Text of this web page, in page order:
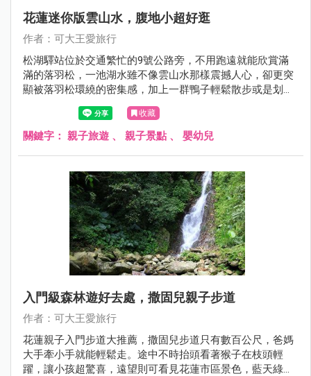
花蓮迷你版雲山水，腹地小超好逛
作者：可大王愛旅行
松湖驛站位於交通繁忙的9號公路旁，不用跑遠就能欣賞滿
滿的落羽松，一池湖水雖不像雲山水那樣震撼人心，卻更突
顯被落羽松環繞的密集感，加上一群鴨子輕鬆散步或是划行
水面，好拍程度不輸雲山水。此外，松湖驛站本身更是間美
食餐廳，三五好友點上幾道熱炒伴著談笑聲，或是喝杯下午
茶，逛逛園區拍拍照，冬天來花蓮，行程千萬不要少了它。
收藏
關鍵字： 親子旅遊 、 親子景點 、 嬰幼兒
入門級森林遊好去處，撒固兒親子步道
作者：可大王愛旅行
花蓮親子入門步道大推薦，撒固兒步道只有數百公尺，爸媽
大手牽小手就能輕鬆走。途中不時抬頭看著猴子在枝頭輕
躍，讓小孩超驚喜，遠望則可看見花蓮市區景色，藍天綠意